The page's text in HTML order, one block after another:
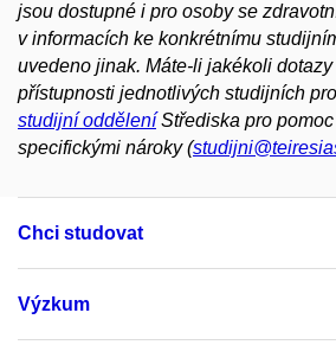
jsou dostupné i pro osoby se
v informacích ke konkrétnímu
uvedeno jinak. Máte-li jakékoli
přístupnosti jednotlivých studijních
studijní odděleníStřediska pro
specifickými nároky (
Chci studovat
Výzkum